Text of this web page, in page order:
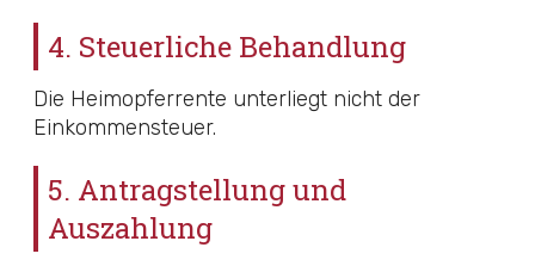
4. Steuerliche Behandlung
Die Heimopferrente unterliegt nicht der
Einkommensteuer.
5. Antragstellung und
Auszahlung